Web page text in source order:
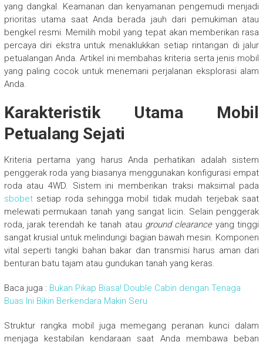
yang dangkal. Keamanan dan kenyamanan pengemudi menjadi
prioritas utama saat Anda berada jauh dari pemukiman atau
bengkel resmi. Memilih mobil yang tepat akan memberikan rasa
percaya diri ekstra untuk menaklukkan setiap rintangan di jalur
petualangan Anda. Artikel ini membahas kriteria serta jenis mobil
yang paling cocok untuk menemani perjalanan eksplorasi alam
Anda.
Karakteristik Utama Mobil
Petualang Sejati
Kriteria pertama yang harus Anda perhatikan adalah sistem
penggerak roda yang biasanya menggunakan konfigurasi empat
roda atau 4WD. Sistem ini memberikan traksi maksimal pada
sbobetsetiap roda sehingga mobil tidak mudah terjebak saat
melewati permukaan tanah yang sangat licin. Selain penggerak
roda, jarak terendah ke tanah atau ground clearanceyang tinggi
sangat krusial untuk melindungi bagian bawah mesin. Komponen
vital seperti tangki bahan bakar dan transmisi harus aman dari
benturan batu tajam atau gundukan tanah yang keras.
Baca juga : Bukan Pikap Biasa! Double Cabin dengan Tenaga
Buas Ini Bikin Berkendara Makin Seru
Struktur rangka mobil juga memegang peranan kunci dalam
menjaga kestabilan kendaraan saat Anda membawa beban